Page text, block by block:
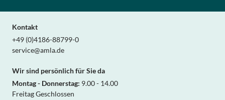
Kontakt
+49 (0)4186-88799-0
service@amla.de
Wir sind persönlich für Sie da
Montag - Donnerstag: 9.00 - 14.00
Freitag Geschlossen